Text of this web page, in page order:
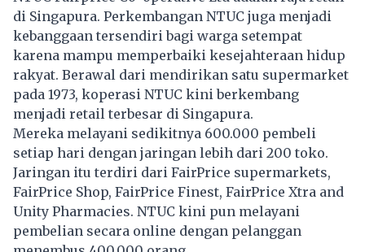
di Singapura. Perkembangan NTUC juga menjadi
kebanggaan tersendiri bagi warga setempat
karena mampu memperbaiki kesejahteraan hidup
rakyat. Berawal dari mendirikan satu supermarket
pada 1973, koperasi NTUC kini berkembang
menjadi retail terbesar di Singapura.
Mereka melayani sedikitnya 600.000 pembeli
setiap hari dengan jaringan lebih dari 200 toko.
Jaringan itu terdiri dari FairPrice supermarkets,
FairPrice Shop, FairPrice Finest, FairPrice Xtra and
Unity Pharmacies. NTUC kini pun melayani
pembelian secara online dengan pelanggan